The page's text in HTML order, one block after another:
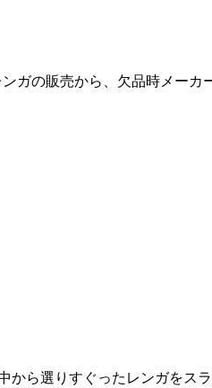
ガの販売から、欠品時メー
から選りすぐったレンガを